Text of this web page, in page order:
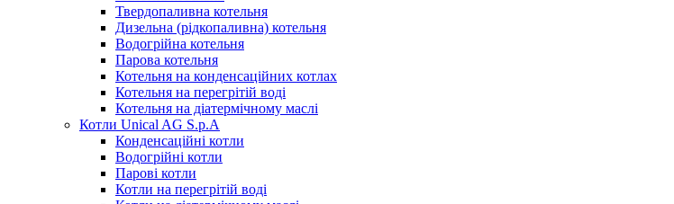
Твердопаливна котельня
Дизельна (рідкопаливна) котельня
Водогрійна котельня
Парова котельня
Котельня на конденсаційних котлах
Котельня на перегрітій воді
Котельня на діатермічному маслі
Котли Unical AG S.p.A
Конденсаційні котли
Водогрійні котли
Парові котли
Котли на перегрітій воді